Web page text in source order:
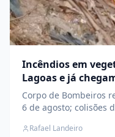
Incêndios em
Lagoas e já
Corpo de Bombeiros
6 de agosto; colisões
Rafael Landeiro